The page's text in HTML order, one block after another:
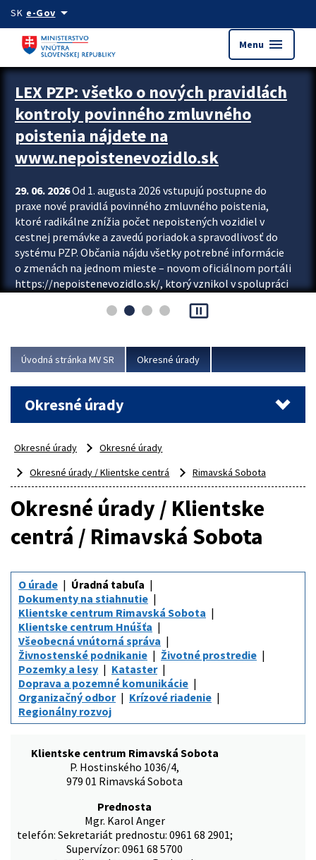
Preskocit na hlavný obsah
SK e-Govarrow_drop_down
Menu menu
Zastavit automatický posun upútavok
LEX PZP: všetko o nových pravidlách
kontroly povinného zmluvného
poistenia nájdete na
www.nepoistenevozidlo.sk
29. 06. 2026Od 1. augusta 2026 vstupujú postupne do
praxe nové pravidlá povinného zmluvného poistenia,
ktoré radikálne znížia počet nepoistených vozidiel v
cestnej premávke a zavedú poriadok a spravodlivosť do
systému PZP. Občania nájdu všetky potrebné informácie
o zmenách na jednom mieste – novom oficiálnom portáli
https://nepoistenevozidlo.sk/, ktorý vznikol v spolupráci
asociácie poisťovní (SLASPO) a Ministerstva vnútra SR.
Viac
pause_presentation
Úvodná stránka MV SR Okresné úrady
Okresné úrady
Okresné úrady
Okresné úrady
Okresné úrady / Klientske centrá
Rimavská Sobota
Okresné úrady / Klientske
centrá / Rimavská Sobota
O úrade
Úradná tabuľa
Dokumenty na stiahnutie
Klientske centrum Rimavská Sobota
Klientske centrum Hnúšťa
Všeobecná vnútorná správa
Živnostenské podnikanie
Životné prostredie
Pozemky a lesy
Kataster
Doprava a pozemné komunikácie
Organizačný odbor
Krízové riadenie
Regionálny rozvoj
Klientske centrum Rimavská Sobota
P. Hostinského 1036/4,
979 01 Rimavská Sobota
Prednosta
Mgr. Karol Anger
telefón: Sekretariát prednostu: 0961 68 2901;
Supervízor: 0961 68 5700